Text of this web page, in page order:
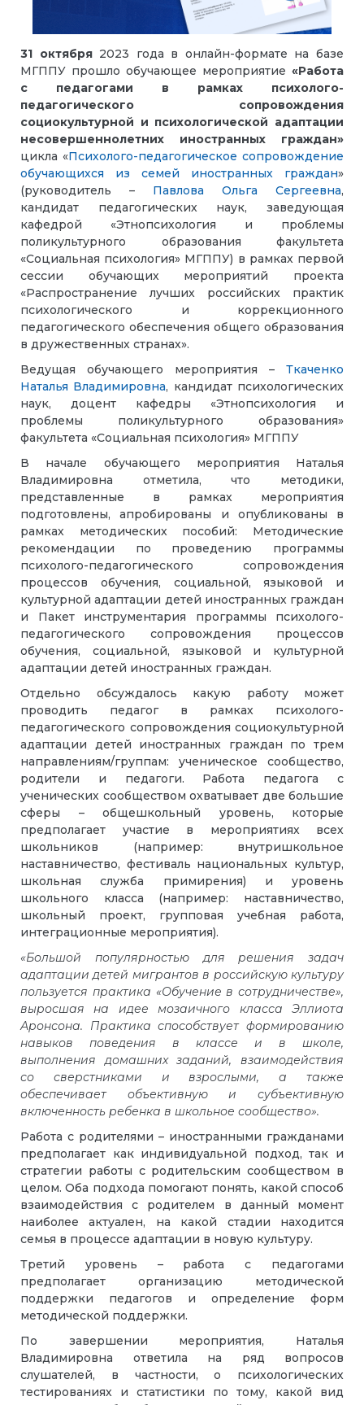
31 октября2023 года в онлайн-формате на базе
МГППУ прошло обучающее мероприятие «Работа
с педагогами в рамках психолого-
педагогического сопровождения
социокультурной и психологической адаптации
несовершеннолетних иностранных граждан»
цикла «Психолого-педагогическое сопровождение
обучающихся из семей иностранных граждан»
(руководитель – Павлова Ольга Сергеевна,
кандидат педагогических наук, заведующая
кафедрой «Этнопсихология и проблемы
поликультурного образования факультета
«Социальная психология» МГППУ) в рамках первой
сессии обучающих мероприятий проекта
«Распространение лучших российских практик
психологического и коррекционного
педагогического обеспечения общего образования
в дружественных странах».
Ведущая обучающего мероприятия – Ткаченко
Наталья Владимировна, кандидат психологических
наук, доцент кафедры «Этнопсихология и
проблемы поликультурного образования»
факультета «Социальная психология» МГППУ
В начале обучающего мероприятия Наталья
Владимировна отметила, что методики,
представленные в рамках мероприятия
подготовлены, апробированы и опубликованы в
рамках методических пособий: Методические
рекомендации по проведению программы
психолого-педагогического сопровождения
процессов обучения, социальной, языковой и
культурной адаптации детей иностранных граждан
и Пакет инструментария программы психолого-
педагогического сопровождения процессов
обучения, социальной, языковой и культурной
адаптации детей иностранных граждан.
Отдельно обсуждалось какую работу может
проводить педагог в рамках психолого-
педагогического сопровождения социокультурной
адаптации детей иностранных граждан по трем
направлениям/группам: ученическое сообщество,
родители и педагоги. Работа педагога с
ученических сообществом охватывает две большие
сферы – общешкольный уровень, которые
предполагает участие в мероприятиях всех
школьников (например: внутришкольное
наставничество, фестиваль национальных культур,
школьная служба примирения) и уровень
школьного класса (например: наставничество,
школьный проект, групповая учебная работа,
интеграционные мероприятия).
«Большой популярностью для решения задач
адаптации детей мигрантов в российскую культуру
пользуется практика «Обучение в сотрудничестве»,
выросшая на идее мозаичного класса Эллиота
Аронсона. Практика способствует формированию
навыков поведения в классе и в школе,
выполнения домашних заданий, взаимодействия
со сверстниками и взрослыми, а также
обеспечивает объективную и субъективную
включенность ребенка в школьное сообщество».
Работа с родителями – иностранными гражданами
предполагает как индивидуальной подход, так и
стратегии работы с родительским сообществом в
целом. Оба подхода помогают понять, какой способ
взаимодействия с родителем в данный момент
наиболее актуален, на какой стадии находится
семья в процессе адаптации в новую культуру.
Третий уровень – работа с педагогами
предполагает организацию методической
поддержки педагогов и определение форм
методической поддержки.
По завершении мероприятия, Наталья
Владимировна ответила на ряд вопросов
слушателей, в частности, о психологических
тестированиях и статистики по тому, какой вид